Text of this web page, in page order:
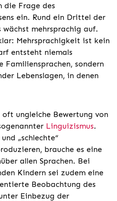
die Frage des
ein. Rund ein Drittel der
mehrsprachig auf.
Mehrsprachigkeit ist kein
entsteht niemals
Familiensprachen, sondern
Lebenslagen, in denen
ungleiche Bewertung von
Linguizismus.
„schlechte“
brauche es eine
allen Sprachen. Bei
Kindern sei zudem eine
Beobachtung des
Einbezug der